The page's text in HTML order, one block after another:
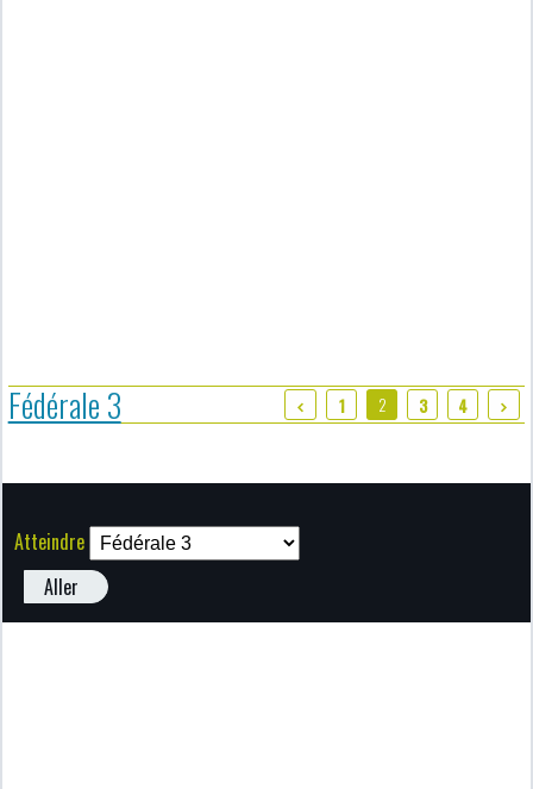
Fédérale 3 1 2 3 4
Atteindre
Aller